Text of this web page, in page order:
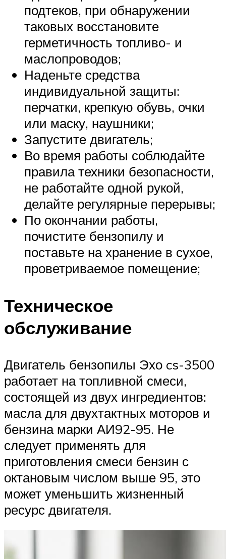
подтеков, при обнаружении
таковых восстановите
герметичность топливо- и
маслопроводов;
Наденьте средства
индивидуальной защиты:
перчатки, крепкую обувь, очки
или маску, наушники;
Запустите двигатель;
Во время работы соблюдайте
правила техники безопасности,
не работайте одной рукой,
делайте регулярные перерывы;
По окончании работы,
почистите бензопилу и
поставьте на хранение в сухое,
проветриваемое помещение;
Техническое
обслуживание
Двигатель бензопилы Эхо cs-3500
работает на топливной смеси,
состоящей из двух ингредиентов:
масла для двухтактных моторов и
бензина марки АИ92-95. Не
следует применять для
приготовления смеси бензин с
октановым числом выше 95, это
может уменьшить жизненный
ресурс двигателя.